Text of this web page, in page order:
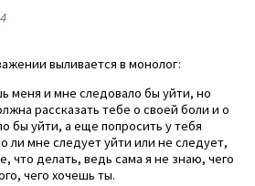
выливается в монолог:
меня и мне следовало бы уйти, но
рассказать тебе о своей боли и о
бы уйти, а еще попросить у тебя
ли мне следует уйти или не следует,
что делать, ведь сама я не знаю, чего
чего хочешь ты.